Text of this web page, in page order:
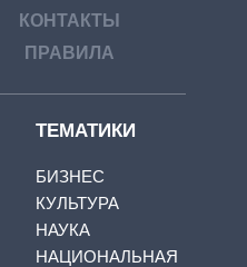
КОНТАКТЫ
ПРАВИЛА
ТЕМАТИКИ
БИЗНЕС
КУЛЬТУРА
НАУКА
НАЦИОНАЛЬНАЯ